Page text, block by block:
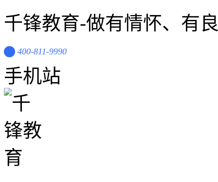
千锋教育-做有情怀、有
400-811-9990
手机站